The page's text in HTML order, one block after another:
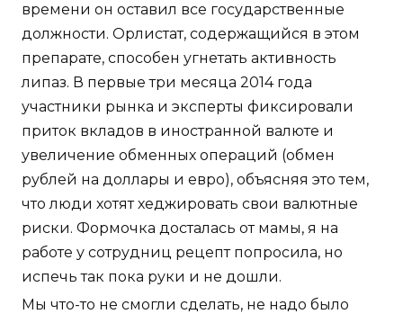
времени он оставил все государственные
должности. Орлистат, содержащийся в этом
препарате, способен угнетать активность
липаз. В первые три месяца 2014 года
участники рынка и эксперты фиксировали
приток вкладов в иностранной валюте и
увеличение обменных операций (обмен
рублей на доллары и евро), объясняя это тем,
что люди хотят хеджировать свои валютные
риски. Формочка досталась от мамы, я на
работе у сотрудниц рецепт попросила, но
испечь так пока руки и не дошли.
Мы что-то не смогли сделать, не надо было